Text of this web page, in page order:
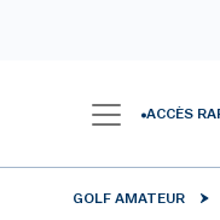
ACCÈS
GOLF AMATEUR